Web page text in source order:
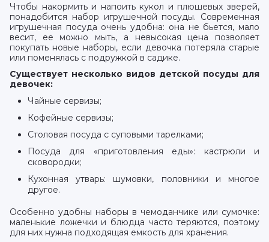
Чтобы накормить и напоить кукол и плюшевых зверей,
понадобится набор игрушечной посуды. Современная
игрушечная посуда очень удобна: она не бьется, мало
весит, ее можно мыть, а невысокая цена позволяет
покупать новые наборы, если девочка потеряла старые
или поменялась с подружкой в садике.
Существует несколько видов детской посуды для
девочек:
Чайные сервизы;
Кофейные сервизы;
Столовая посуда с суповыми тарелками;
Посуда для «приготовления еды»: кастрюли и
сковородки;
Кухонная утварь: шумовки, половники и многое
другое.
Особенно удобны наборы в чемоданчике или сумочке:
маленькие ложечки и блюдца часто теряются, поэтому
для них нужна подходящая емкость для хранения.